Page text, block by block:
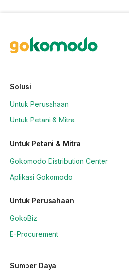
Solusi
Untuk Perusahaan
Untuk Petani & Mitra
Untuk Petani & Mitra
Gokomodo Distribution Center
Aplikasi Gokomodo
Untuk Perusahaan
GokoBiz
E-Procurement
Sumber Daya